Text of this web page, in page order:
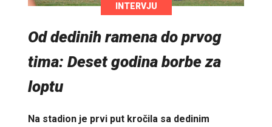
INTERVJU
Od dedinih ramena do prvog
tima: Deset godina borbe za
loptu
Na stadion je prvi put kročila sa dedinim